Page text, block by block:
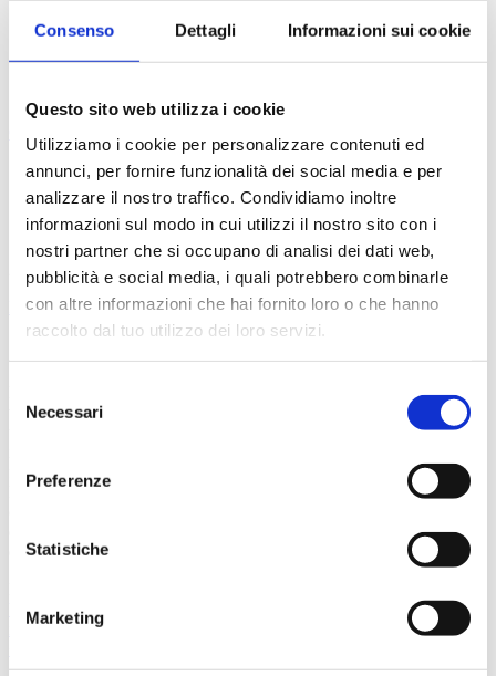
Consenso Dettagli Informazioni sui cookie
Questo sito web utilizza i cookie
Utilizziamo i cookie per personalizzare contenuti ed
annunci, per fornire funzionalità dei social media e per
analizzare il nostro traffico. Condividiamo inoltre
informazioni sul modo in cui utilizzi il nostro sito con i
nostri partner che si occupano di analisi dei dati web,
pubblicità e social media, i quali potrebbero combinarle
con altre informazioni che hai fornito loro o che hanno
raccolto dal tuo utilizzo dei loro servizi.
delNecessari
Preferenze
Statistiche
Marketing
29/09/2019
Didattica
Per fare un grifone ci vogliono un’aquila e un leone, ma se
volessimo mescolare una pecora e un coccodrillo? O una giraffa e
un rinoceronte? Quali animali verrebbero fuori? Scopriamolo
funziona questa tecnologia innovativa e quali vantaggi porta con sé!
Età consigliata: 6-10 anni Info e prenotazioniTelefono: 010 5536711
è gratuito e si svolgerà sabato 5 ottobre nella Sala 1893 del Museo
del Genoa dalle ore 15 alle ore 16.30. Prenotazione obbligatoria.
Via al Porto Antico 4 | 16128 Genova
info@fondazionegenoa.com